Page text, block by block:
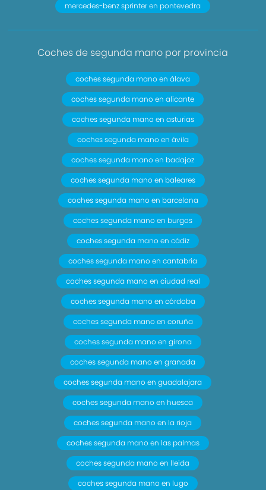
mercedes-benz sprinter en pontevedra
Coches de segunda mano por provincia
coches segunda mano en álava
coches segunda mano en alicante
coches segunda mano en asturias
coches segunda mano en ávila
coches segunda mano en badajoz
coches segunda mano en baleares
coches segunda mano en barcelona
coches segunda mano en burgos
coches segunda mano en cádiz
coches segunda mano en cantabria
coches segunda mano en ciudad real
coches segunda mano en córdoba
coches segunda mano en coruña
coches segunda mano en girona
coches segunda mano en granada
coches segunda mano en guadalajara
coches segunda mano en huesca
coches segunda mano en la rioja
coches segunda mano en las palmas
coches segunda mano en lleida
coches segunda mano en lugo